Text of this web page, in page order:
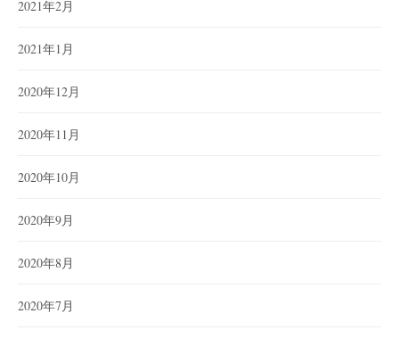
2021年2月
2021年1月
2020年12月
2020年11月
2020年10月
2020年9月
2020年8月
2020年7月